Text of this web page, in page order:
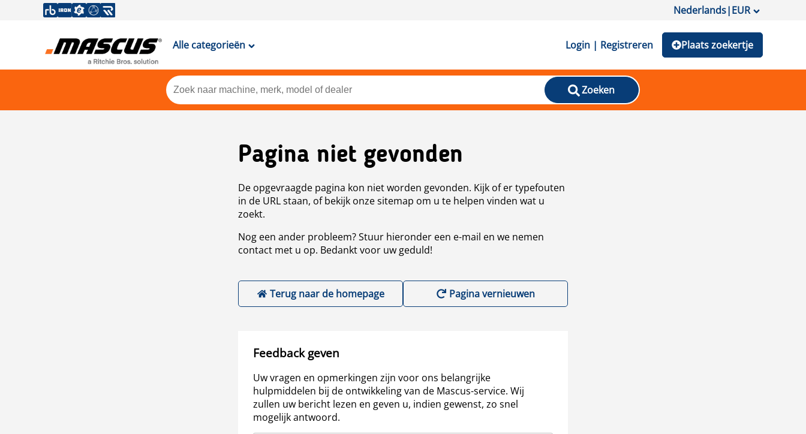
Nederlands|EUR
Alle categorieën Login | Registreren Plaats zoekertje
Zoeken
Pagina niet gevonden
De opgevraagde pagina kon niet worden gevonden. Kijk of er typefouten
in de URL staan, of bekijk onze sitemap om u te helpen vinden wat u
zoekt.
Nog een ander probleem? Stuur hieronder een e-mail en we nemen
contact met u op. Bedankt voor uw geduld!
Terug naar de homepage Pagina vernieuwen
Feedback geven
Uw vragen en opmerkingen zijn voor ons belangrijke
hulpmiddelen bij de ontwikkeling van de Mascus-service. Wij
zullen uw bericht lezen en geven u, indien gewenst, zo snel
mogelijk antwoord.